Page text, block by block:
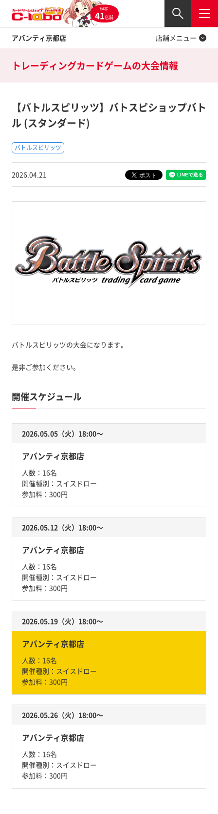
現在
41店舗
アバンティ京都店
閉じる
店舗メニュー
Twitter
トレーディングカードゲームの大会情報
【バトルスピリッツ】バトスピショップバト
ル (スタンダード)
バトルスピリッツ
2026.04.21
バトルスピリッツの大会になります。
是非ご参加ください。
開催スケジュール
2026.05.05（火）18:00〜
アバンティ京都店
人数： 16名
開催種別： スイスドロー
参加料： 300円
2026.05.12（火）18:00〜
アバンティ京都店
人数： 16名
開催種別： スイスドロー
参加料： 300円
2026.05.19（火）18:00〜
アバンティ京都店
人数： 16名
開催種別： スイスドロー
参加料： 300円
2026.05.26（火）18:00〜
アバンティ京都店
人数： 16名
開催種別： スイスドロー
参加料： 300円